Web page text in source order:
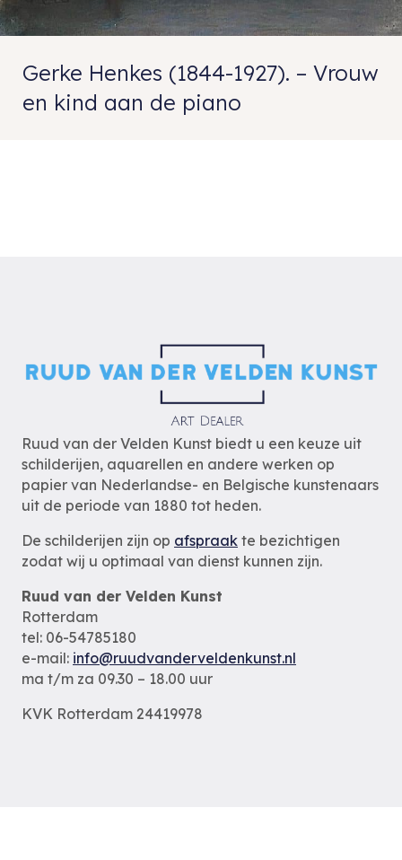
Gerke Henkes (1844-1927). – Vrouw
en kind aan de piano
Ruud van der Velden Kunst biedt u een keuze uit
schilderijen, aquarellen en andere werken op
papier van Nederlandse- en Belgische kunstenaars
uit de periode van 1880 tot heden.
De schilderijen zijn op afspraak te bezichtigen
zodat wij u optimaal van dienst kunnen zijn.
Ruud van der Velden Kunst
Rotterdam
tel: 06-54785180
e-mail: info@ruudvanderveldenkunst.nl
ma t/m za 09.30 – 18.00 uur
KVK Rotterdam 24419978